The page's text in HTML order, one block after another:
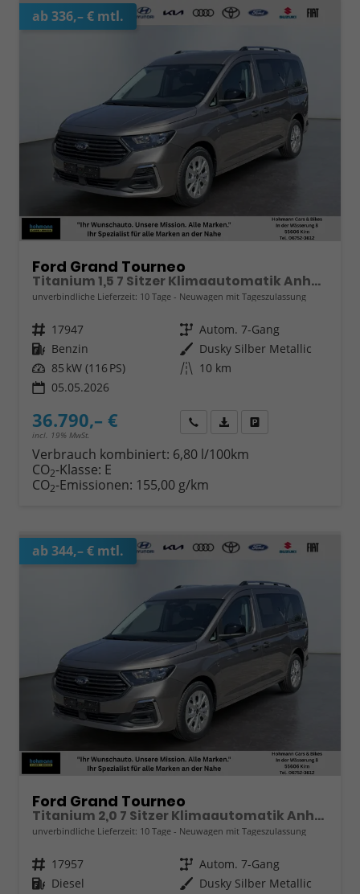
ab 336,– € mtl.
Ford Grand Tourneo
Titanium 1,5 7 Sitzer Klimaautomatik Anhängerkupplung Sitzheizung Einparkhilfe Kamera 17 Zoll Leichtmetall ACC
unverbindliche Lieferzeit: 10 Tage Neuwagen mit Tageszulassung
Fahrzeugnr. 17947 Getriebe Autom. 7-Gang
Kraftstoff Benzin Außenfarbe Dusky Silber Metallic
Leistung 85 kW (116 PS) Kilometerstand 10 km
05.05.2026
36.790,– €
incl. 19% MwSt.
Wir rufen Sie anFahrzeugexposé (PDF)
Verbrauch kombiniert: 6,80 l/100km
CO2-Klasse: E
CO2-Emissionen: 155,00 g/km
ab 344,– € mtl.
Ford Grand Tourneo
Titanium 2,0 7 Sitzer Klimaautomatik Anhängerkupplung Sitzheizung Einparkhilfe Kamera 17 Zoll Leichtmetall ACC
unverbindliche Lieferzeit: 10 Tage Neuwagen mit Tageszulassung
Fahrzeugnr. 17957 Getriebe Autom. 7-Gang
Kraftstoff Diesel Außenfarbe Dusky Silber Metallic